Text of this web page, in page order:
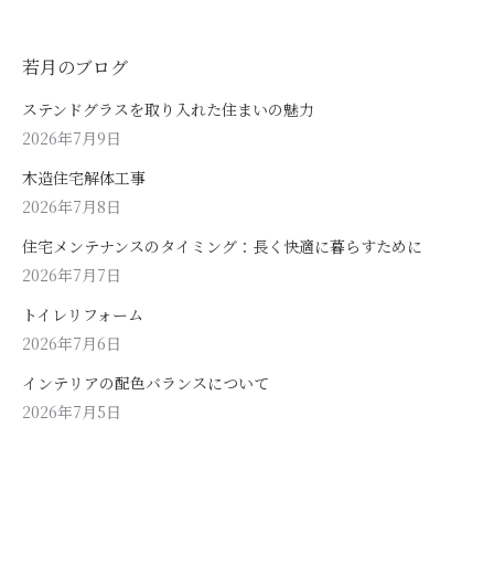
若月のブログ
ステンドグラスを取り入れた住まいの魅力
2026年7月9日
木造住宅解体工事
2026年7月8日
住宅メンテナンスのタイミング：長く快適に暮らすために
2026年7月7日
トイレリフォーム
2026年7月6日
インテリアの配色バランスについて
2026年7月5日